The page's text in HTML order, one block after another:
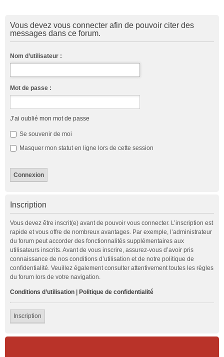
Vous devez vous connecter afin de pouvoir citer des
messages dans ce forum.
Nom d’utilisateur :
Mot de passe :
J’ai oublié mon mot de passe
Se souvenir de moi
Masquer mon statut en ligne lors de cette session
Inscription
Vous devez être inscrit(e) avant de pouvoir vous connecter. L’inscription est
rapide et vous offre de nombreux avantages. Par exemple, l’administrateur
du forum peut accorder des fonctionnalités supplémentaires aux
utilisateurs inscrits. Avant de vous inscrire, assurez-vous d’avoir pris
connaissance de nos conditions d’utilisation et de notre politique de
confidentialité. Veuillez également consulter attentivement toutes les règles
du forum lors de votre navigation.
Conditions d’utilisation Politique de confidentialité
Inscription